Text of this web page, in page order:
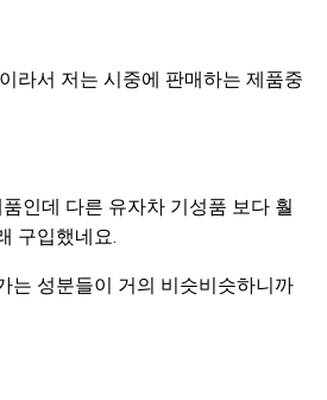
라서 저는 시중에 판매하는 제품중
인데 다른 유자차 기성품 보다 훨
구입했네요.
는 성분들이 거의 비슷비슷하니까